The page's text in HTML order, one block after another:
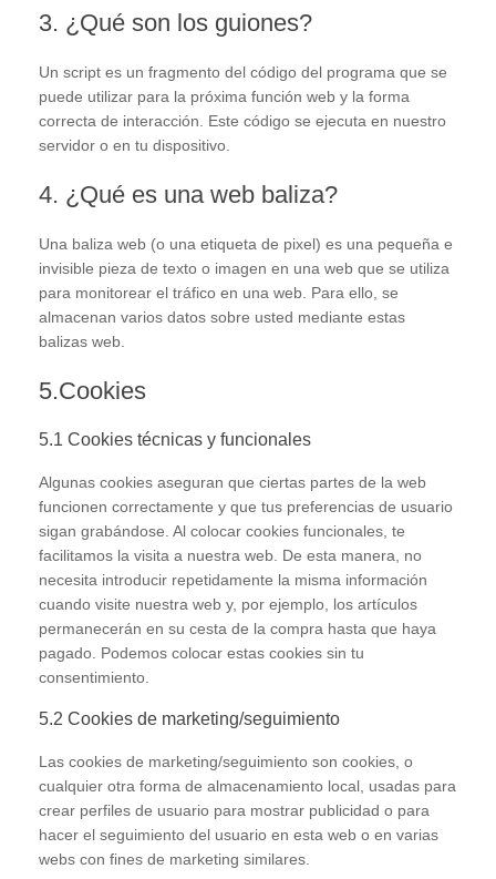
3. ¿Qué son los guiones?
Un script es un fragmento del código del programa que se
puede utilizar para la próxima función web y la forma
correcta de interacción. Este código se ejecuta en nuestro
servidor o en tu dispositivo.
4. ¿Qué es una web baliza?
Una baliza web (o una etiqueta de pixel) es una pequeña e
invisible pieza de texto o imagen en una web que se utiliza
para monitorear el tráfico en una web. Para ello, se
almacenan varios datos sobre usted mediante estas
balizas web.
5.Cookies
5.1 Cookies técnicas y funcionales
Algunas cookies aseguran que ciertas partes de la web
funcionen correctamente y que tus preferencias de usuario
sigan grabándose. Al colocar cookies funcionales, te
facilitamos la visita a nuestra web. De esta manera, no
necesita introducir repetidamente la misma información
cuando visite nuestra web y, por ejemplo, los artículos
permanecerán en su cesta de la compra hasta que haya
pagado. Podemos colocar estas cookies sin tu
consentimiento.
5.2 Cookies de marketing/seguimiento
Las cookies de marketing/seguimiento son cookies, o
cualquier otra forma de almacenamiento local, usadas para
crear perfiles de usuario para mostrar publicidad o para
hacer el seguimiento del usuario en esta web o en varias
webs con fines de marketing similares.